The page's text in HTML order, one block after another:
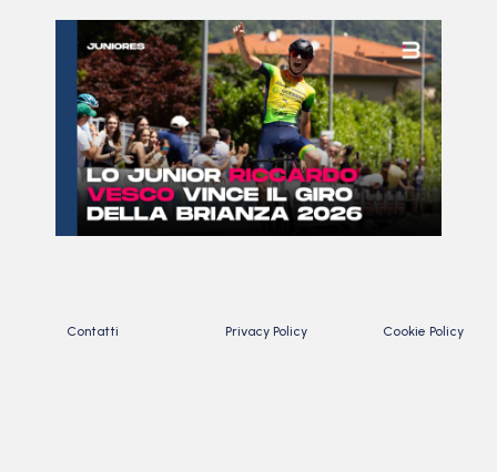
Contatti Privacy Policy Cookie Policy